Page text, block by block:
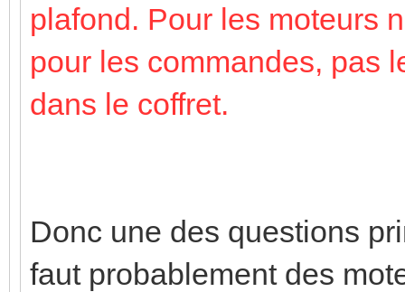
plafond. Pour les moteurs
pour les commandes, pas
dans le coffret.
Donc une des questions
faut probablement des